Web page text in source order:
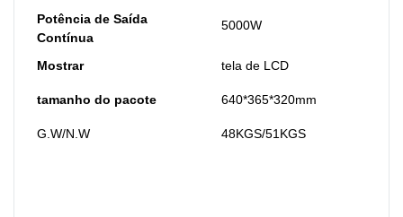
Potência de Saída
Contínua
5000W
Mostrar tela de LCD
tamanho do pacote 640*365*320mm
G.W/N.W 48KGS/51KGS